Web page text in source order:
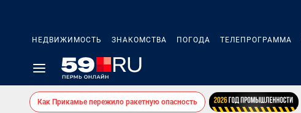
НЕДВИЖИМОСТЬ ЗНАКОМСТВА ПОГОДА ТЕЛЕПРОГРАММА
Как Прикамье пережило ракетную опасность